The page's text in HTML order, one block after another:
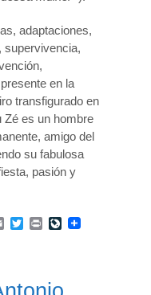
adaptaciones,
supervivencia,
en la
transfigurado en
Zé es un hombre
amigo del
su fabulosa
pasión y
EmailTwitterPrintLiveJournal